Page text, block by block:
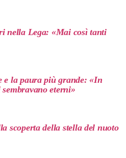
nella Lega: «Mai così tanti
la paura più grande: «In
eterni»
scoperta della stella del nuoto